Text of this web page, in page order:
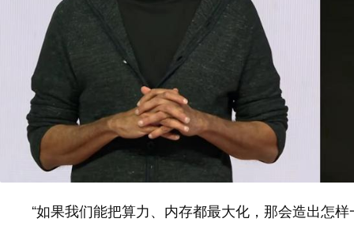
“如果我们能把算力、内存都最大化，那会造出怎